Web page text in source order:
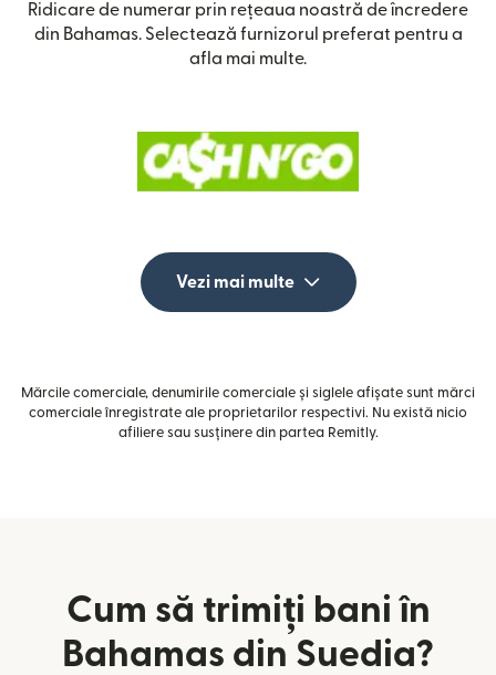
Ridicare de numerar prin rețeaua noastră de încredere
din Bahamas. Selectează furnizorul preferat pentru a
afla mai multe.
Vezi mai multe
Mărcile comerciale, denumirile comerciale și siglele afișate sunt mărci
comerciale înregistrate ale proprietarilor respectivi. Nu există nicio
afiliere sau susținere din partea Remitly.
Cum să trimiți bani în
Bahamas din Suedia?